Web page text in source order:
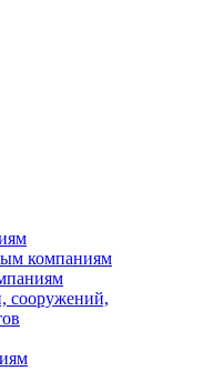
компаниям
сооружений,